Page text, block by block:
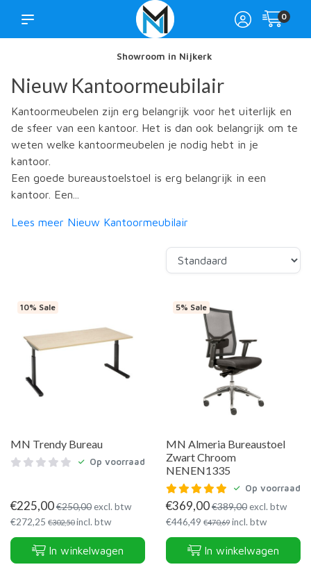
0
Showroom in Nijkerk
Nieuw Kantoormeubilair
Kantoormeubelen zijn erg belangrijk voor het uiterlijk en
de sfeer van een kantoor. Het is dan ook belangrijk om te
weten welke kantoormeubelen je nodig hebt in je
kantoor.
Een goede bureaustoelstoel is erg belangrijk in een
kantoor. Een...
Lees meer Nieuw Kantoormeubilair
10% Sale
MN Trendy Bureau
Op voorraad
€225,00€250,00excl. btw
€272,25 €302,50 incl. btw
In winkelwagen
5% Sale
MN Almeria Bureaustoel
Zwart Chroom
NENEN1335
Op voorraad
€369,00€389,00excl. btw
€446,49 €470,69 incl. btw
In winkelwagen